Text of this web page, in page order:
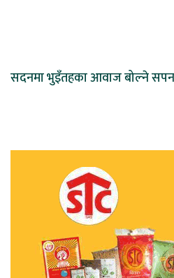
सदनमा भुइँतहका आवाज बोल्ने